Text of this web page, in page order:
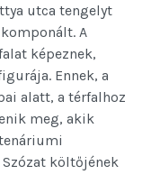
utca tengelyt
A
képeznek,
Ennek, a
alatt, a térfalhoz
meg, akik
Szózat költőjének